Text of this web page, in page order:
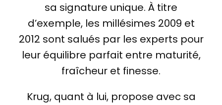
sa signature unique. À titre
d’exemple, les millésimes 2009 et
2012 sont salués par les experts pour
leur équilibre parfait entre maturité,
fraîcheur et finesse.
Krug, quant à lui, propose avec sa